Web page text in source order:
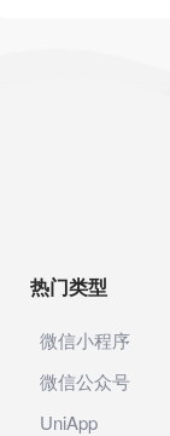
热门类型
微信小程序
微信公众号
UniApp